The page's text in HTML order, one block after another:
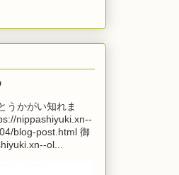
うかがい知れま
nippashiyuki.xn--
blog-post.html 御
ol...